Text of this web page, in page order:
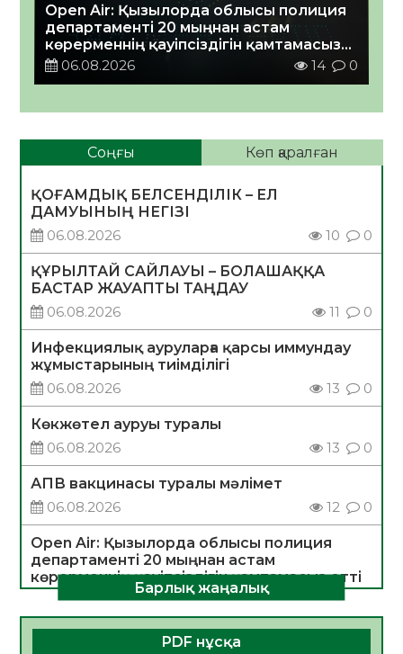
Open Air: Қызылорда облысы полиция
департаменті 20 мыңнан астам
көрерменнің қауіпсіздігін қамтамасыз
етті06.08.2026 14 0
Соңғы Көп қаралған
ҚОҒАМДЫҚ БЕЛСЕНДІЛІК – ЕЛ
ДАМУЫНЫҢ НЕГІЗІ
06.08.2026
10 0
ҚҰРЫЛТАЙ САЙЛАУЫ – БОЛАШАҚҚА
БАСТАР ЖАУАПТЫ ТАҢДАУ
06.08.2026
11 0
Инфекциялық ауруларға қарсы иммундау
жұмыстарының тиімділігі
06.08.2026
13 0
Көкжөтел ауруы туралы
06.08.2026
13 0
АПВ вакцинасы туралы мәлімет
06.08.2026
12 0
Open Air: Қызылорда облысы полиция
департаменті 20 мыңнан астам
көрерменнің қауіпсіздігін қамтамасыз етті
06.08.2026
14
ҚЫЗЫЛОРДАДА «САНАЛЫ ҰРПАҚ –
Барлық жаңалық
PDF нұсқа